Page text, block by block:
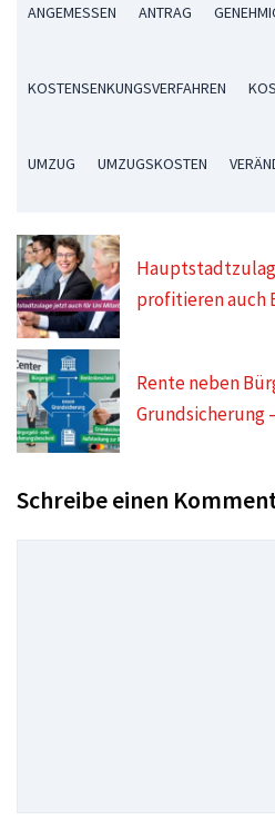
ANGEMESSEN ANTRAG
KOSTENSENKUNGSVERFAHREN
UMZUG UMZUGSKOSTEN
profitieren auch
Rente neben
Grundsicherung
Schreibe einen